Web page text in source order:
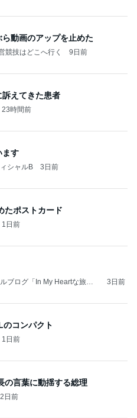
動画のアップを止めた
競技はどこへ行く 9日前
えてきた患者
23時間前
ます
シャルB 3日前
たポストカード
1日前
ブログ「In My Heartな旅日
3日前
のコンパクト
1日前
の言葉に動揺する総理
2日前